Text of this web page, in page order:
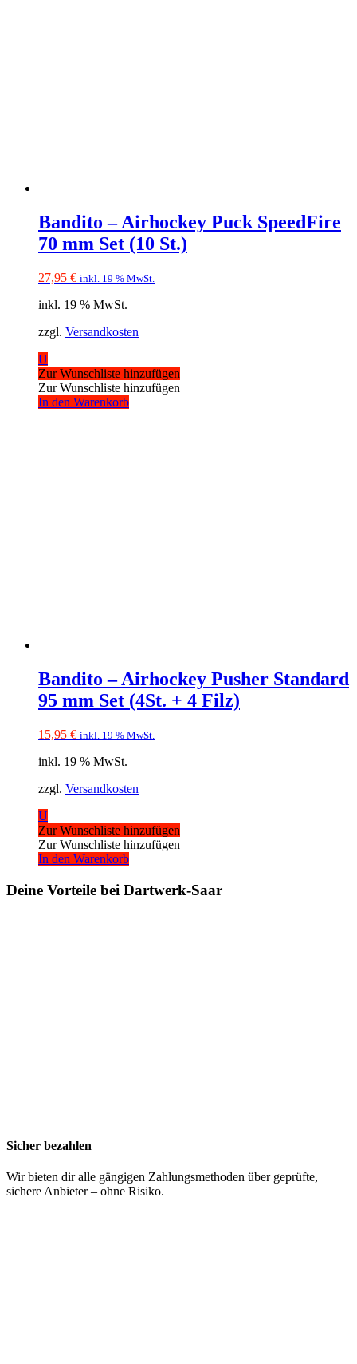
Bandito – Airhockey Puck SpeedFire
70 mm Set (10 St.)
27,95 € inkl. 19 % MwSt.
inkl. 19 % MwSt.
zzgl. Versandkosten
U
Zur Wunschliste hinzufügen
Zur Wunschliste hinzufügen
In den Warenkorb
Bandito – Airhockey Pusher Standard
95 mm Set (4St. + 4 Filz)
15,95 € inkl. 19 % MwSt.
inkl. 19 % MwSt.
zzgl. Versandkosten
U
Zur Wunschliste hinzufügen
Zur Wunschliste hinzufügen
In den Warenkorb
Deine Vorteile bei Dartwerk-Saar
Sicher bezahlen
Wir bieten dir alle gängigen Zahlungsmethoden über geprüfte,
sichere Anbieter – ohne Risiko.